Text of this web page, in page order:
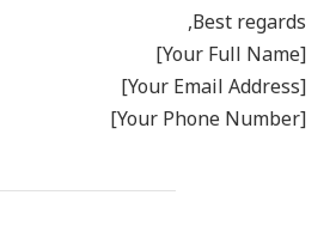
Best regards,
[Your Full Name]
[Your Email Address]
[Your Phone Number]